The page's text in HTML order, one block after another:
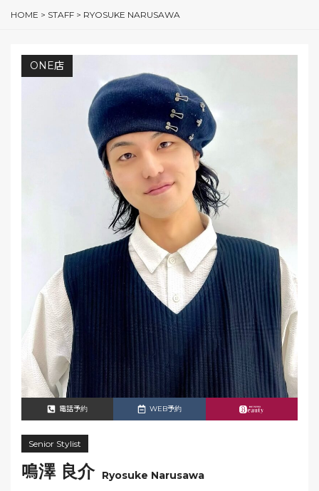
HOME > STAFF > RYOSUKE NARUSAWA
ONE店
電話予約 WEB予約
Senior Stylist
鳴澤 良介
Ryosuke Narusawa